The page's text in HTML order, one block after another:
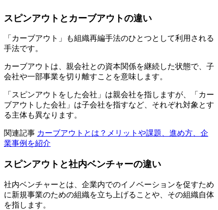
スピンアウトとカーブアウトの違い
「カーブアウト」も組織再編手法のひとつとして利用される
手法です。
カーブアウトは、親会社との資本関係を継続した状態で、子
会社や一部事業を切り離すことを意味します。
「スピンアウトをした会社」は親会社を指しますが、「カー
ブアウトした会社」は子会社を指すなど、それぞれ対象とす
る主体も異なります。
関連記事 カーブアウトとは？メリットや課題、進め方、企
業事例を紹介
スピンアウトと社内ベンチャーの違い
社内ベンチャーとは、企業内でのイノベーションを促すため
に新規事業のための組織を立ち上げることや、その組織自体
を指します。